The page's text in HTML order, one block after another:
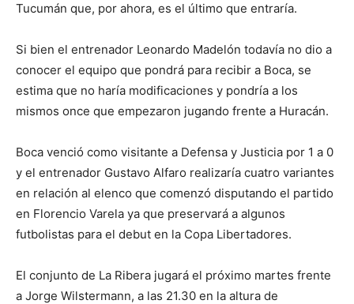
Tucumán que, por ahora, es el último que entraría.
Si bien el entrenador Leonardo Madelón todavía no dio a
conocer el equipo que pondrá para recibir a Boca, se
estima que no haría modificaciones y pondría a los
mismos once que empezaron jugando frente a Huracán.
Boca venció como visitante a Defensa y Justicia por 1 a 0
y el entrenador Gustavo Alfaro realizaría cuatro variantes
en relación al elenco que comenzó disputando el partido
en Florencio Varela ya que preservará a algunos
futbolistas para el debut en la Copa Libertadores.
El conjunto de La Ribera jugará el próximo martes frente
a Jorge Wilstermann, a las 21.30 en la altura de